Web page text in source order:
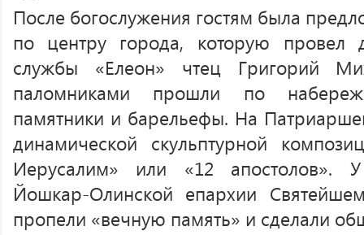
После богослужения гостям была
по центру города, которую провел
службы «Елеон» чтец Григорий
паломниками прошли по
памятники и барельефы. На
динамической скульптурной
Иерусалим» или «12 апостолов».
Йошкар-Олинской епархии
пропели «вечную память» и сделали